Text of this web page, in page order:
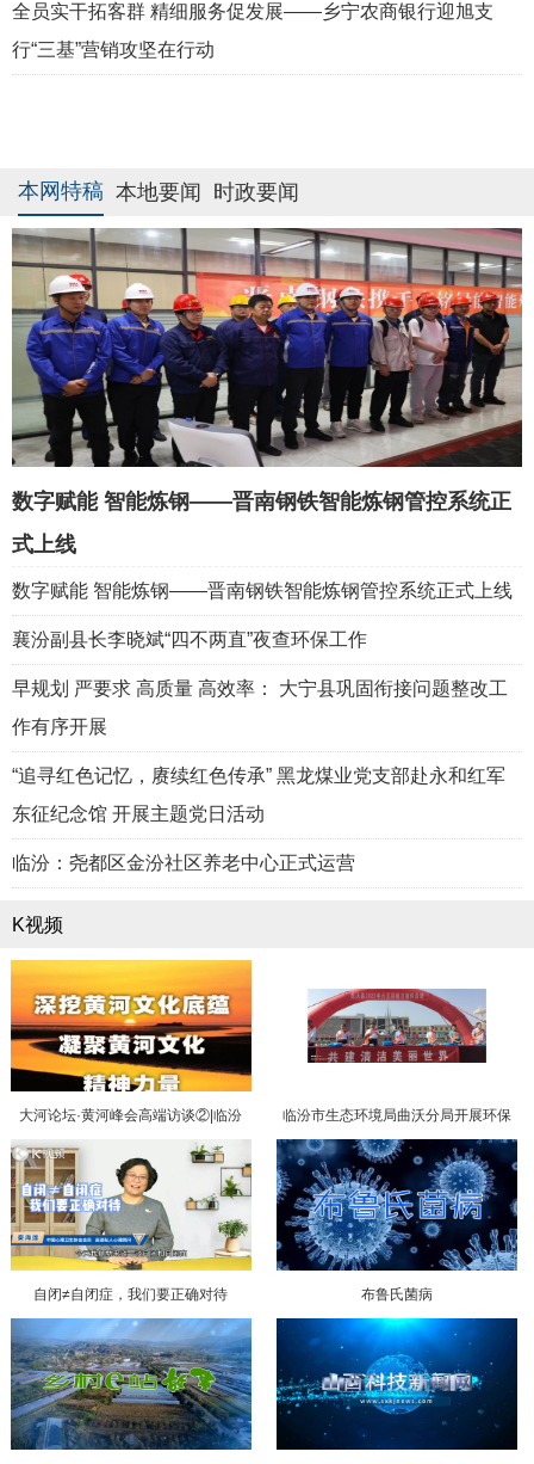
全员实干拓客群 精细服务促发展——乡宁农商银行迎旭支
行“三基”营销攻坚在行动
本网特稿 本地要闻 时政要闻
数字赋能 智能炼钢——晋南钢铁智能炼钢管控系统正
式上线
数字赋能 智能炼钢——晋南钢铁智能炼钢管控系统正式上线
襄汾副县长李晓斌“四不两直”夜查环保工作
早规划 严要求 高质量 高效率： 大宁县巩固衔接问题整改工
作有序开展
“追寻红色记忆，赓续红色传承” 黑龙煤业党支部赴永和红军
东征纪念馆 开展主题党日活动
临汾：尧都区金汾社区养老中心正式运营
K视频
大河论坛·黄河峰会高端访谈②|临汾
临汾市生态环境局曲沃分局开展环保
设施向公众开放线上活动
自闭≠自闭症，我们要正确对待 布鲁氏菌病